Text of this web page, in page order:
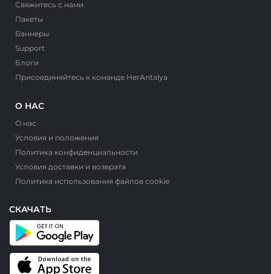
Свяжитесь с нами
Пакеты
Баннеры
Support
Блоги
Присоединяйтесь к команде HerAntalya
О НАС
О нас
Условия и положения
Политика конфиденциальности
Условия доставки и возврата
Политика использования файлов cookie
СКАЧАТЬ